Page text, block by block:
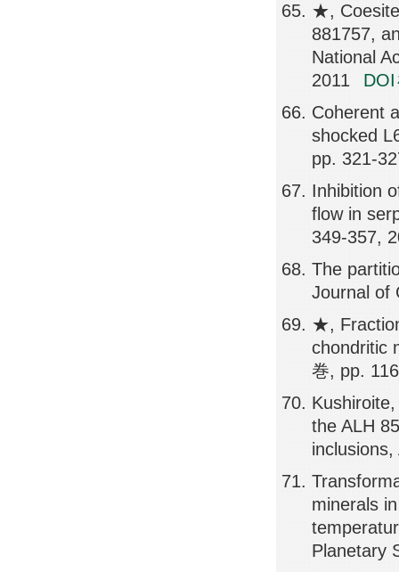
★,
881757,
National
2011
Coherent
shocked
pp. 321-
Inhibition
flow in
349-357,
The
Journal of
★,
chondritic
巻, pp.
the ALH
minerals
Planetary